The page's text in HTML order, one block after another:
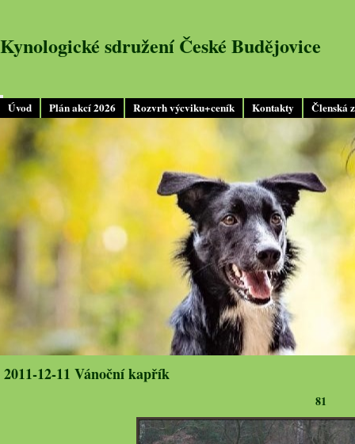
Úvod Plán akcí 2026 Rozvrh výcviku+ceník Kontakty Členská
Kynologické sdružení České Budějovice
2011-12-11 Vánoční kapřík
81